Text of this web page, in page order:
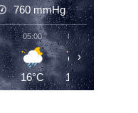
760mmHg
05:00
16°C
06:00
16°C
›